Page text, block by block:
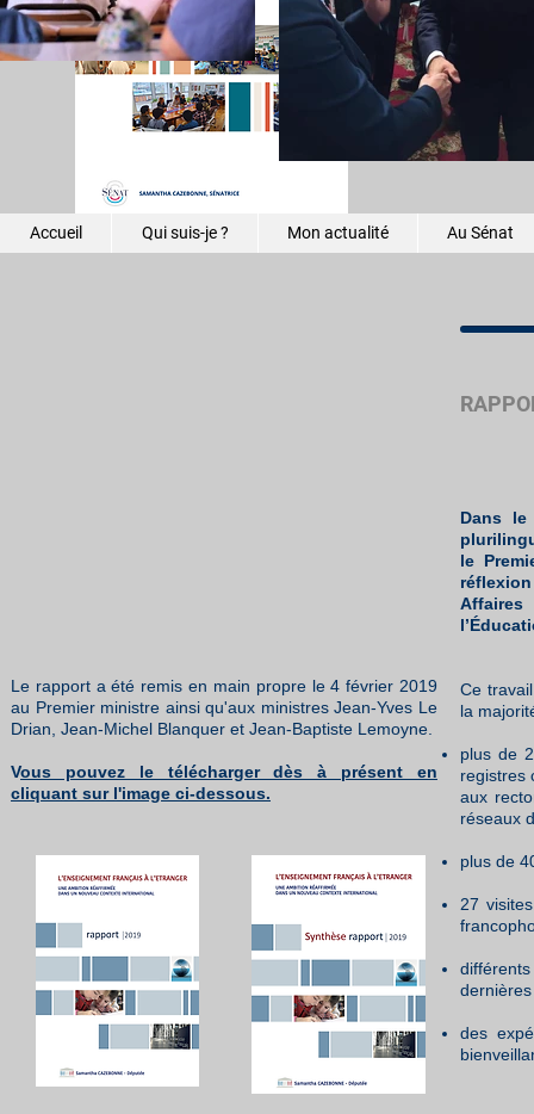
Une
mission
Le rapport a été remis en main propre le 4 février 2019
au Premier ministre ainsi qu'aux ministres Jean-Yves Le
Drian, Jean-Michel Blanquer et Jean-Baptiste Lemoyne.
Vous pouvez le télécharger dès à présent en
cliquant sur l'image ci-dessous.
Dans
le
Ce
la
plus de
registres
aux
réseaux
plus de
27
des
Accueil Qui suis-je ? Mon actualité Au Sénat